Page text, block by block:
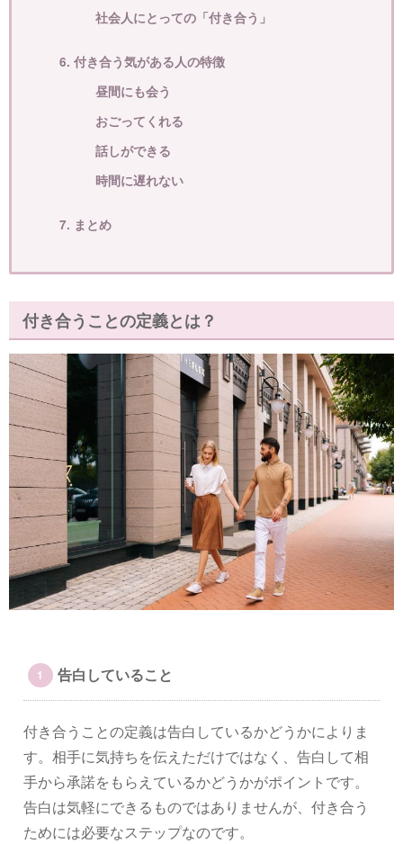
社会人にとっての「付き合う」
6. 付き合う気がある人の特徴
昼間にも会う
おごってくれる
話しができる
時間に遅れない
7. まとめ
付き合うことの定義とは？
告白していること
付き合うことの定義は告白しているかどうかによりま
す。相手に気持ちを伝えただけではなく、告白して相
手から承諾をもらえているかどうかがポイントです。
告白は気軽にできるものではありませんが、付き合う
ためには必要なステップなのです。